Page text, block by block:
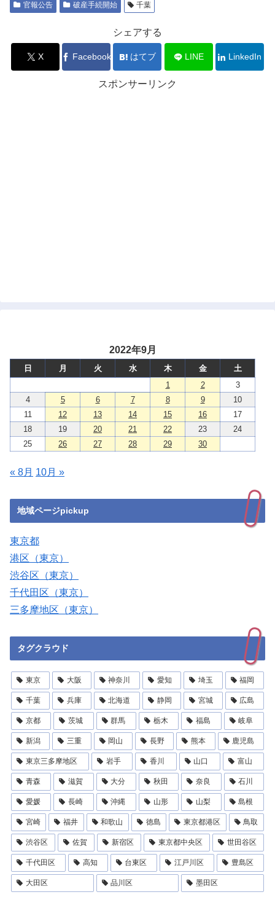
官報公告 破産手続開始 千葉
シェアする
X Facebook はてブ LINE LinkedIn
スポンサーリンク
2022年9月
日 月 火 水 木 金
土
1
2
3
4
5 6 7 8 9
10
11
12 13 14 15 16
17
18
19 20 21 22 23
24
25
26 27 28 29 30
« 8月 10月 »
地域ページpickup
東京都
港区（東京）
渋谷区（東京）
千代田区（東京）
三多摩地区（東京）
タグクラウド
東京 大阪 神奈川 愛知 埼玉 福岡
千葉 兵庫 北海道 静岡 宮城 広島
京都 茨城 群馬 栃木 福島 岐阜
新潟 三重 岡山 長野 熊本 鹿児島
東京三多摩地区 岩手 香川 山口 富山
青森 滋賀 大分 秋田 奈良 石川
愛媛 長崎 沖縄 山形 山梨 島根
宮崎 福井 和歌山 徳島 東京都港区 鳥取
渋谷区 佐賀 新宿区 東京都中央区 世田谷区
千代田区 高知 台東区 江戸川区 豊島区
大田区 品川区 墨田区